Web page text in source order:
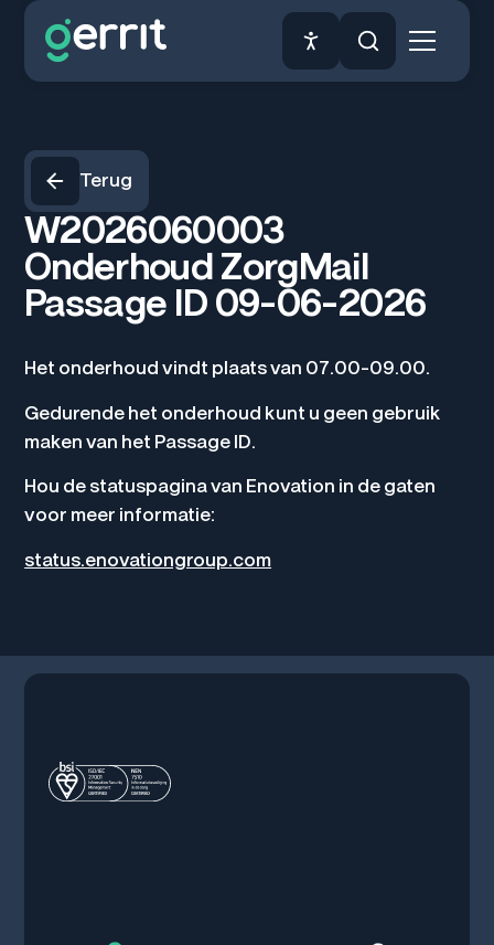
Terug
W2026060003
Onderhoud ZorgMail
Passage ID 09-06-2026
Het onderhoud vindt plaats van 07.00-09.00.
Gedurende het onderhoud kunt u geen gebruik
maken van het Passage ID.
Hou de statuspagina van Enovation in de gaten
voor meer informatie:
status.enovationgroup.com